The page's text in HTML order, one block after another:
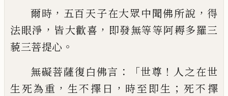
爾時 ， 五百天子在大眾中聞佛所說 ， 得
法眼淨 ， 皆大歡喜 ， 即發無等等阿耨多羅三
藐三菩提心 。
無礙菩薩復白佛言 ：「世尊 ！ 人之在世
生死為重 ， 生不擇日 ， 時至即生 ； 死不擇